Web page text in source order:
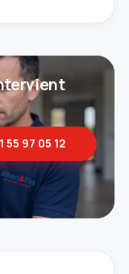
55 97 05 12